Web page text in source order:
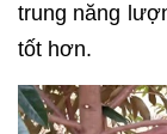
trung năng
tốt hơn.